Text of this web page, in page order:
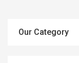
Our Category